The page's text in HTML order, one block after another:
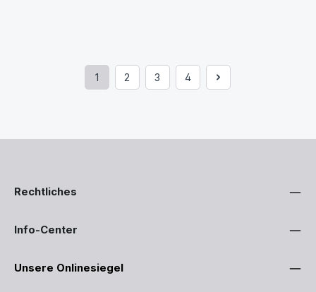
Seite
1
Seite
2
Seite
3
Seite
4
Rechtliches
Info-Center
Unsere Onlinesiegel